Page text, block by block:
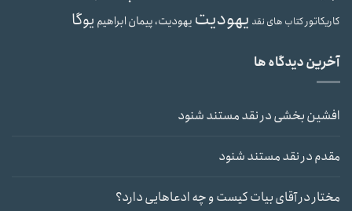
کاریکاتورکتاب های نقد یهودیت یهودیت، پیمان ابراهیم یوگا
آخرین دیدگاه ها
افشین بخشیدرنقد مستند شنود
مقدمدرنقد مستند شنود
مختاردرآقای بیات کیست و چه ادعاهایی دارد؟